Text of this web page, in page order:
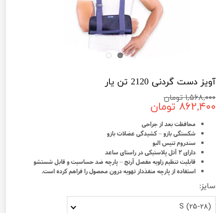
آویز دست گردنی 2120 تن یار
۱,۵۶۸,۰۰۰ تومان
۸۶۲,۴۰۰ تومان
محافظت بعد از جراحی
شکستگی بازو – کشیدگی عضلات بازو
سندروم تنیس البو
دارای 2 آتل پلاستیکی در راستای ساعد
قابلیت تنظیم زاویه مفصل آرنج – پارچه ضد حساسیت و قابل شستشو
استفاده از پارچه منفذدار تهویه درون محصول را فراهم کرده است.
سایز:
S (25-28)